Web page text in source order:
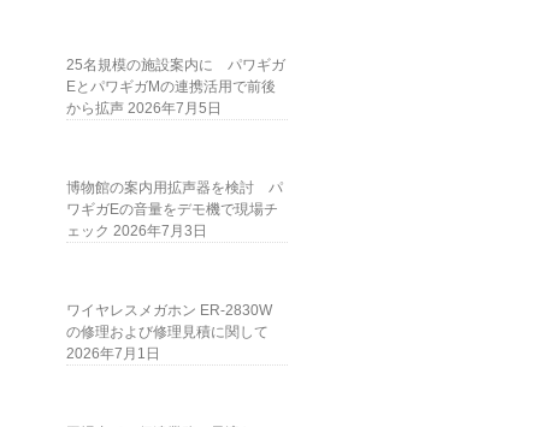
25名規模の施設案内に パワギガ
EとパワギガMの連携活用で前後
から拡声 2026年7月5日
博物館の案内用拡声器を検討 パ
ワギガEの音量をデモ機で現場チ
ェック 2026年7月3日
ワイヤレスメガホン ER-2830W
の修理および修理見積に関して
2026年7月1日